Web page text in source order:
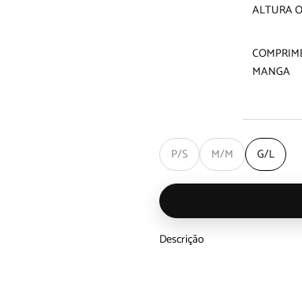
ALTURA
MANGA
P/S M/M G/L
Descrição